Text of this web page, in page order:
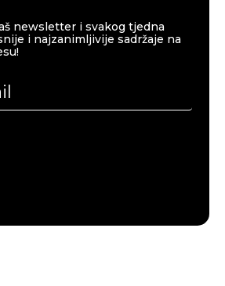
newsletter i svakog tjedna
i najzanimljivije sadržaje na